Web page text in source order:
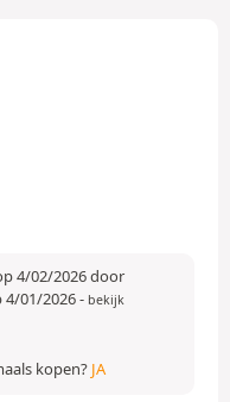
4/02/2026 door
4/01/2026- bekijk
kopen? JA